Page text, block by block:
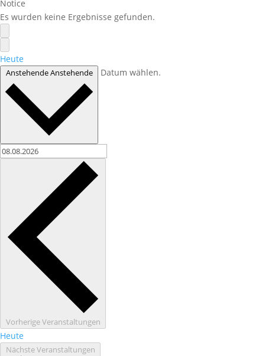
Notice
Es wurden keine Ergebnisse gefunden.
Heute
AnstehendeAnstehende Datum wählen.
VorherigeVeranstaltungen
Heute
NächsteVeranstaltungen